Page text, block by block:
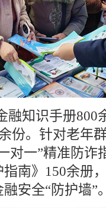
知识手册800
份。针对老年
对一”精准防诈
指南》150余册
安全“防护墙”